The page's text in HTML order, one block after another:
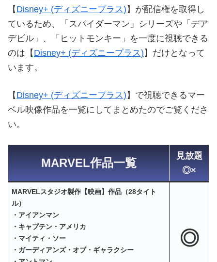
【 Disney+ (ディズニープラス) 】が配信権を取得し
ているため、「スパイダーマン」シリーズや「デア
デビル」、「ヒットモンキー」を一度に視聴できる
のは【 Disney+ (ディズニープラス) 】だけとなって
います。
【 Disney+ (ディズニープラス) 】で視聴できるマー
ベル映像作品を一覧にしてまとめたのでご覧くださ
い。
MARVEL作品一覧
見放題
◎×
MARVELスタジオ製作【映画】作品（28タイト
ル）
・アイアンマン
・キャプテン・アメリカ
・マイティ・ソー
・ガーディアンズ・オブ・ギャラクシー
◎